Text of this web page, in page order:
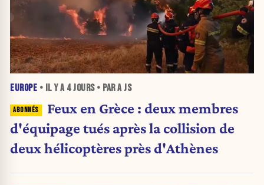
EUROPE • IL Y A 4 JOURS• PAR A JS
Feux en Grèce : deux membres
d'équipage tués après la collision de
deux hélicoptères près d'Athènes